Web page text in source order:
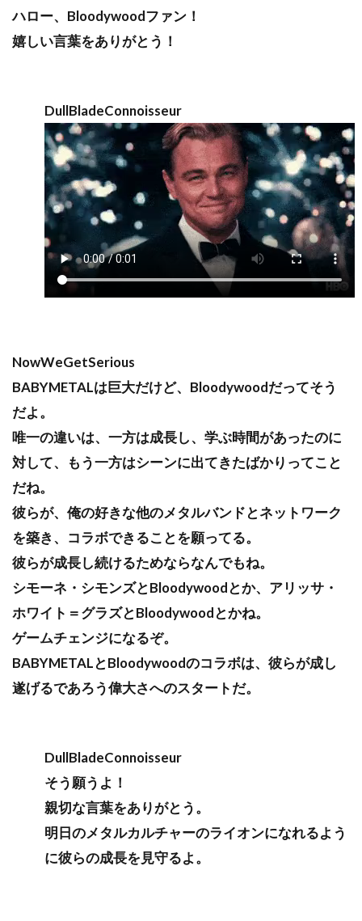
ハロー、Bloodywoodファン！
嬉しい言葉をありがとう！
DullBladeConnoisseur
NowWeGetSerious
BABYMETALは巨大だけど、Bloodywoodだってそう
だよ。
唯一の違いは、一方は成長し、学ぶ時間があったのに
対して、もう一方はシーンに出てきたばかりってこと
だね。
彼らが、俺の好きな他のメタルバンドとネットワーク
を築き、コラボできることを願ってる。
彼らが成長し続けるためならなんでもね。
シモーネ・シモンズとBloodywoodとか、アリッサ・
ホワイト＝グラズとBloodywoodとかね。
ゲームチェンジになるぞ。
BABYMETALとBloodywoodのコラボは、彼らが成し
遂げるであろう偉大さへのスタートだ。
DullBladeConnoisseur
そう願うよ！
親切な言葉をありがとう。
明日のメタルカルチャーのライオンになれるよう
に彼らの成長を見守るよ。